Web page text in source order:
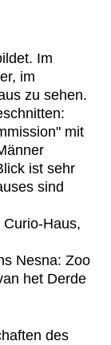
Haus,
Nesna: Zoo
het Derde
des